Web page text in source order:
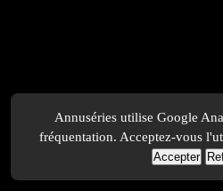
Annuséries utilise Google
fréquentation. Acceptez-vous
Accepter